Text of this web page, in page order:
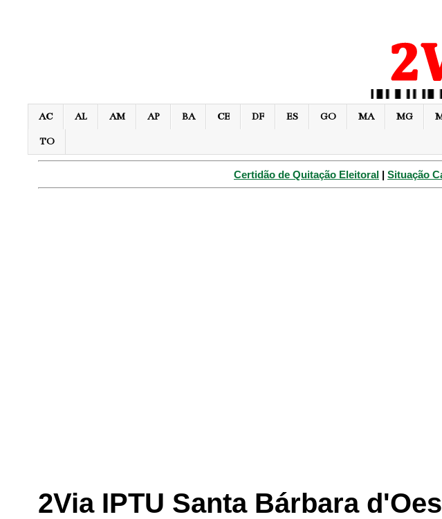
AC AL AM AP BA CE DF ES GO MA MG
TO
Certidão de Quitação Eleitoral | Situação
2Via IPTU Santa Bárbara